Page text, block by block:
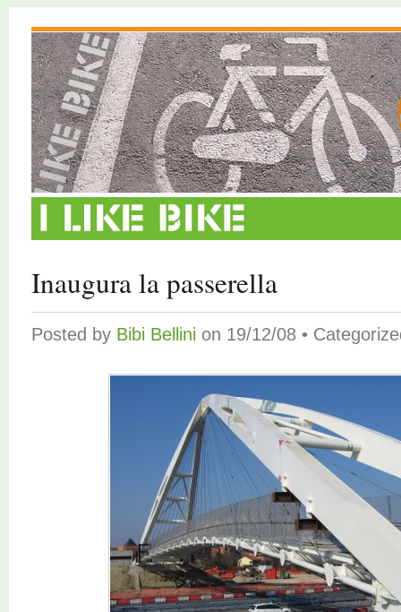
Inaugura la passerella
Posted by Bibi Bellini on 19/12/08 •